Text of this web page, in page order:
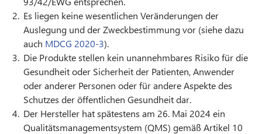
Es liegen keine wesentlichen Veränderungen der
Auslegung und der Zweckbestimmung vor (siehe dazu
auch MDCG 2020-3).
Die Produkte stellen kein unannehmbares Risiko für die
Gesundheit oder Sicherheit der Patienten, Anwender
oder anderer Personen oder für andere Aspekte des
Schutzes der öffentlichen Gesundheit dar.
Der Hersteller hat spätestens am 26. Mai 2024 ein
Qualitätsmanagementsystem (QMS) gemäß Artikel 10